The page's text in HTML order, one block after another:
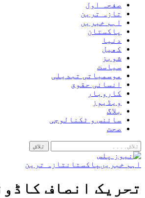
صفحہ اول
تازہ ترین
اہم خبریں
پاکستان
دنیا
کھیل
شوبز
سیاست
موسمیاتی تبدیلی
انسانی حقوق
کاروبار
ویڈیوز
بلاگ
سائنس و ٹکنالوجی
صحت
اہم خبریں پاکستان تازہ ترین
تحریک انصاف